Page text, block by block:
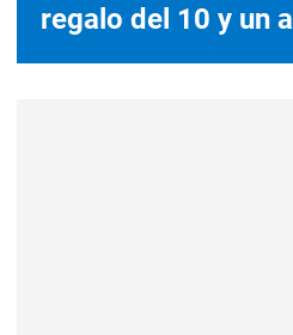
regalo del 10 y un